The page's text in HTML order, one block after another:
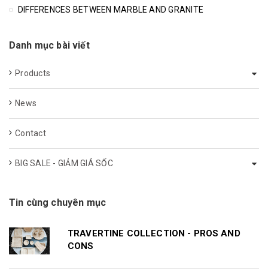
DIFFERENCES BETWEEN MARBLE AND GRANITE
Danh mục bài viết
Products
News
Contact
BIG SALE - GIẢM GIÁ SỐC
Tin cùng chuyên mục
TRAVERTINE COLLECTION - PROS AND
CONS